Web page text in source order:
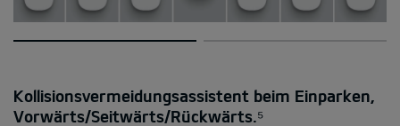
Kollisionsvermeidungsassistent beim Einparken,
Vorwärts/Seitwärts/Rückwärts.⁵